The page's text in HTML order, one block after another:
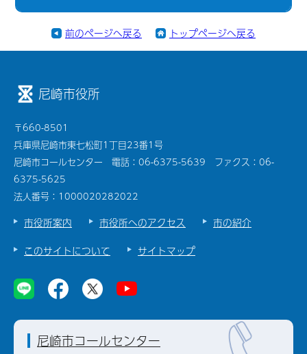
前のページへ戻る トップページへ戻る
尼崎市役所
〒660-8501
兵庫県尼崎市東七松町1丁目23番1号
尼崎市コールセンター 電話：06-6375-5639 ファクス：06-
6375-5625
法人番号：1000020282022
市役所案内 市役所へのアクセス
市の紹介
このサイトについて
サイトマップ
尼崎市コールセンター